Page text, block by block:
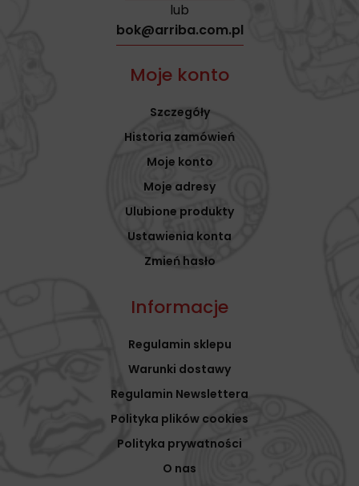
lub
bok@arriba.com.pl
Moje konto
Szczegóły
Historia zamówień
Moje konto
Moje adresy
Ulubione produkty
Ustawienia konta
Zmień hasło
Informacje
Regulamin sklepu
Warunki dostawy
Regulamin Newslettera
Polityka plików cookies
Polityka prywatności
O nas